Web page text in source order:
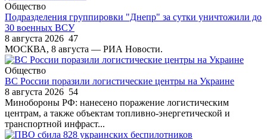
Общество
Подразделения группировки "Днепр" за сутки уничтожили до
30 военных ВСУ
8 августа 2026 47
МОСКВА, 8 августа — РИА Новости.
Общество
ВС России поразили логистические центры на Украине
8 августа 2026 54
Минобороны РФ: нанесено поражение логистическим
центрам, а также объектам топливно-энергетической и
транспортной инфраст...